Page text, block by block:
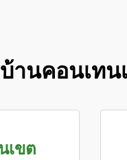
านคอนเทน
เขต